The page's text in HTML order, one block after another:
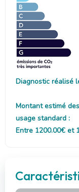
Diagnostic réalisé
Montant estimé
usage standard :
Entre 1200.00€ et